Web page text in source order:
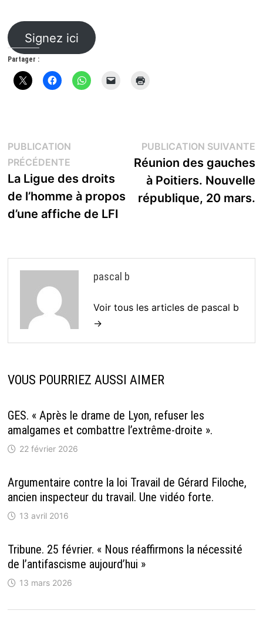
Signez ici
Partager :
Navigation
de
l’article
PUBLICATION
PRÉCÉDENTEPublication
précédente :
La Ligue des droits
de l’homme à propos
d’une affiche de LFI
PUBLICATION SUIVANTE
Réunion des gauches
à Poitiers. Nouvelle
république, 20 mars.
pascal b
Voir tous les articles de pascal b
→
VOUS POURRIEZ AUSSI AIMER
GES. « Après le drame de Lyon, refuser les
amalgames et combattre l’extrême-droite ».
22 février 2026
Argumentaire contre la loi Travail de Gérard Filoche,
ancien inspecteur du travail. Une vidéo forte.
13 avril 2016
Tribune. 25 février. « Nous réaffirmons la nécessité
de l’antifascisme aujourd’hui »
13 mars 2026